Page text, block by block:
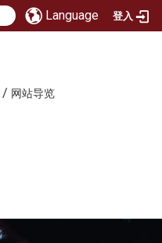
Language 登入
/ 网站导览